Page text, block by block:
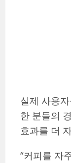
실제 사용
한 분들의
효과를 더
“커피를 자